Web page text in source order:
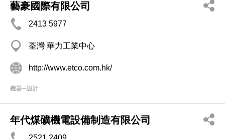
藝豪國際有限公司
2413 5977
荃灣 華力工業中心
http://www.etco.com.hk/
機器─設計
年代煤礦機電設備制造有限公司